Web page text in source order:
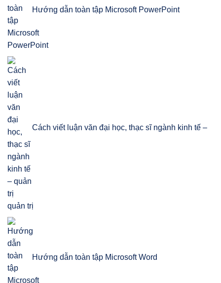
Hướng dẫn toàn tập Microsoft PowerPoint
Cách viết luận văn đại học, thạc sĩ ngành kinh tế –
quản trị
Hướng dẫn toàn tập Microsoft Word